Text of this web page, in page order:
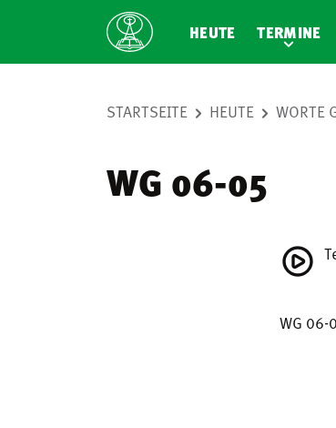
HEUTE TERMINE
STARTSEITE HEUTE WORTE
WG 06-05
WG 06-